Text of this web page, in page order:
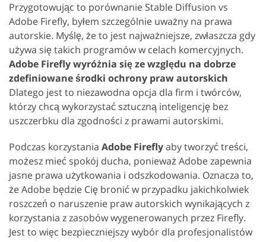
Przygotowując to porównanie Stable Diffusion vs
Adobe Firefly, byłem szczególnie uważny na prawa
autorskie. Myślę, że to jest najważniejsze, zwłaszcza gdy
używa się takich programów w celach komercyjnych.
Adobe Firefly wyróżnia się ze względu na dobrze
zdefiniowane środki ochrony praw autorskich
Dlatego jest to niezawodna opcja dla firm i twórców,
którzy chcą wykorzystać sztuczną inteligencję bez
uszczerbku dla zgodności z prawami autorskimi.
Podczas korzystania Adobe Fireflyaby tworzyć treści,
możesz mieć spokój ducha, ponieważ Adobe zapewnia
jasne prawa użytkowania i odszkodowania. Oznacza to,
że Adobe będzie Cię bronić w przypadku jakichkolwiek
roszczeń o naruszenie praw autorskich wynikających z
korzystania z zasobów wygenerowanych przez Firefly.
Jest to więc bezpieczniejszy wybór dla profesjonalistów